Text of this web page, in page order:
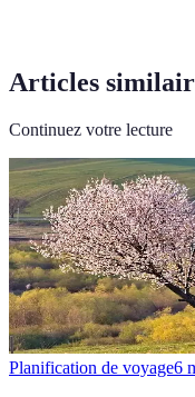
Articles
Continuez votre lecture
Planification de voyage6